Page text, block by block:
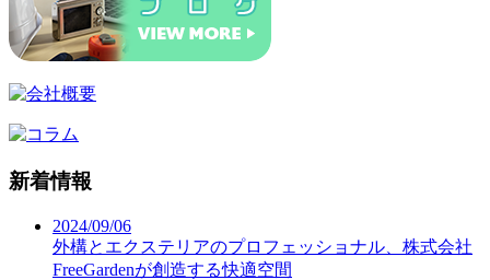
新着情報
2024/09/06
外構とエクステリアのプロフェッショナル、株式会社
FreeGardenが創造する快適空間